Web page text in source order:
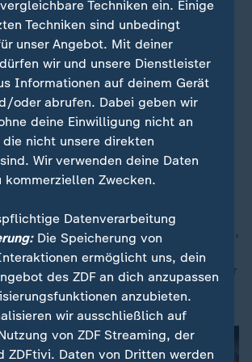
dass es dann zu meiner Aufgabe
macht sich für non-binäre
Monaten klar geworden, wie
Ebene zur Projektionsfläche
beiden Seiten: Ich werde mit sehr
aber auch mit sehr viel
ist etwas, mit dem ich den Umgang
immer noch muss. Und ich glaube,
auch mehr einordnen, dieses
auch, dass ich den Mensch dahinter
verliere. Macht das für dich Sinn?
Techniken ein. Einige
Techniken sind unbedingt
unser Angebot. Mit deiner
wir und unsere Dienstleister
Informationen auf deinem Gerät
oder abrufen. Dabei geben wir
deine Einwilligung nicht an
nicht unsere direkten
Wir verwenden deine Daten
kommerziellen Zwecken.
Datenverarbeitung
Die Speicherung von
ermöglicht uns, dein
des ZDF an dich anzupassen
anzubieten.
wir ausschließlich auf
von ZDF Streaming, der
ZDFtivi. Daten von Dritten werden